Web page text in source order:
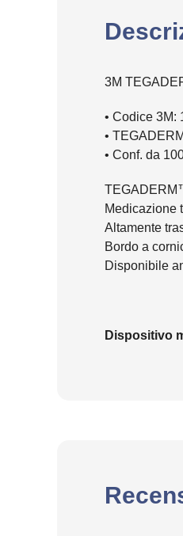
3M
• Codice 3M:
•
• Conf. da
Medicazione
Altamente
Bordo a
Disponibile
Dispositivo